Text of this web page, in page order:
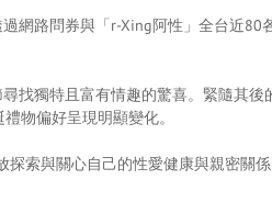
網路問券與「r-Xing阿性」全台近80
找獨特且富有情趣的驚喜。緊隨其
物偏好呈現明顯變化。
索與關心自己的性愛健康與親密關